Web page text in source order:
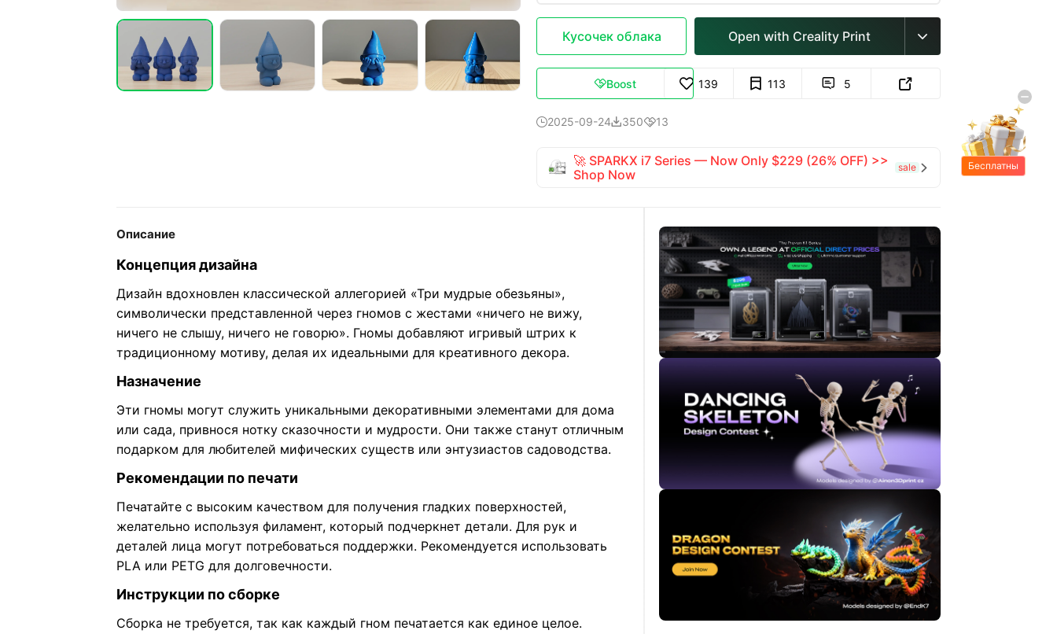
Кусочек облака Open with Creality Print 
Boost 139 113  5 
2025-09-2435013
🚀 SPARKX i7 Series — Now Only $229 (26% OFF) >>
Shop Now
sale 
Описание
Концепция дизайна
Дизайн вдохновлен классической аллегорией «Три мудрые обезьяны»,
символически представленной через гномов с жестами «ничего не вижу,
ничего не слышу, ничего не говорю». Гномы добавляют игривый штрих к
традиционному мотиву, делая их идеальными для креативного декора.
Назначение
Эти гномы могут служить уникальными декоративными элементами для дома
или сада, привнося нотку сказочности и мудрости. Они также станут отличным
подарком для любителей мифических существ или энтузиастов садоводства.
Рекомендации по печати
Печатайте с высоким качеством для получения гладких поверхностей,
желательно используя филамент, который подчеркнет детали. Для рук и
деталей лица могут потребоваться поддержки. Рекомендуется использовать
PLA или PETG для долговечности.
Инструкции по сборке
Сборка не требуется, так как каждый гном печатается как единое целое.
Бесплатны